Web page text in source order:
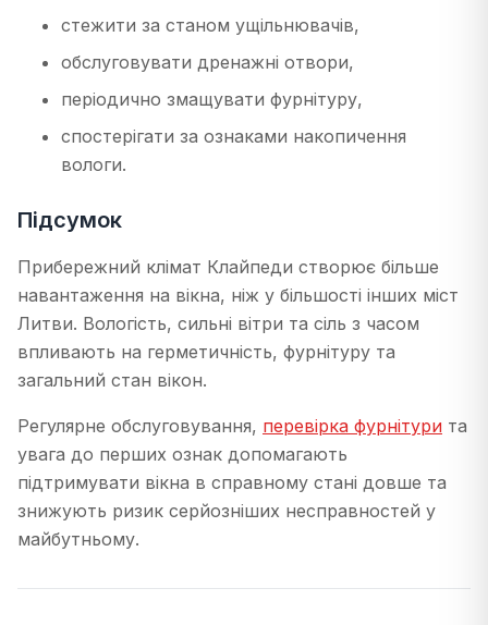
стежити за станом ущільнювачів,
обслуговувати дренажні отвори,
періодично змащувати фурнітуру,
спостерігати за ознаками накопичення
вологи.
Підсумок
Прибережний клімат Клайпеди створює більше
навантаження на вікна, ніж у більшості інших міст
Литви. Вологість, сильні вітри та сіль з часом
впливають на герметичність, фурнітуру та
загальний стан вікон.
Регулярне обслуговування, перевірка фурнітури та
увага до перших ознак допомагають
підтримувати вікна в справному стані довше та
знижують ризик серйозніших несправностей у
майбутньому.